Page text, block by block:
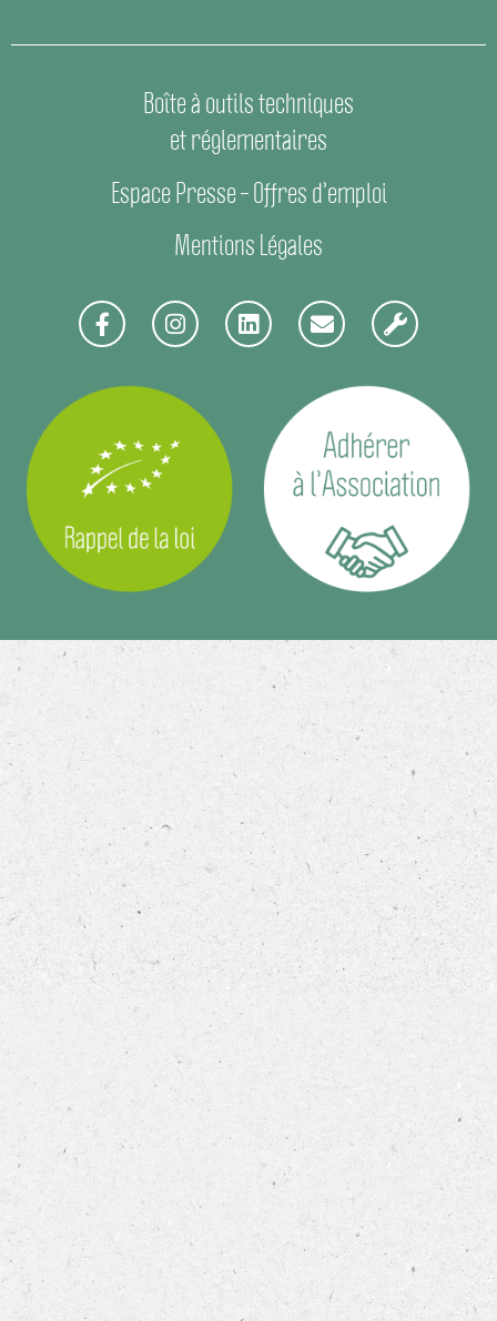
Boîte à outils techniques
et réglementaires
Espace Presse–Offres d’emploi
Mentions Légales